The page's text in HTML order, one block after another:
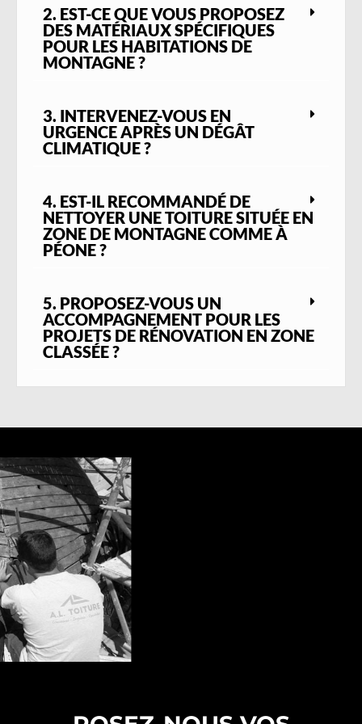
complet , afin d’identifier les éventuels
désordres (tuiles cassées, infiltrations,
faîtage endommagé, zinguerie vieillissante,
etc.) et proposer les travaux les plus
Que vous soyez propriétaire d’une résidence
principale, secondaire ou d’un gîte de
montagne,AL Toiture vous accompagne
et longévité, tout en préservant le charme
authentique de votre habitat.
Nous réalisons notamment :
Lapose de toitures neuves
constructions ou extensions
Lestravaux de zinguerie (gouttières,
chéneaux, noues)
Lesinterventions après intempéries
dégâts liés au gel
Nous sommes également à votre disposition
pour deschantiers complexes
en hauteur ou en accès difficile, comme c’est
souvent le cas dans les hameaux en pente ou
les zones isolées de Péone.
Travailler avec un artisan couvreur local, c’est
aussi profiter d’un
proximité . Nous connaissons les contraintes
administratives des communes de
2. EST-CE QUE VOUS PROPOSEZ
DES MATÉRIAUX SPÉCIFIQUES
POUR LES HABITATIONS DE
MONTAGNE ?
3. INTERVENEZ-VOUS EN
URGENCE APRÈS UN DÉGÂT
CLIMATIQUE ?
4. EST-IL RECOMMANDÉ DE
NETTOYER UNE TOITURE SITUÉE EN
ZONE DE MONTAGNE COMME À
PÉONE ?
5. PROPOSEZ-VOUS UN
ACCOMPAGNEMENT POUR LES
PROJETS DE RÉNOVATION EN ZONE
CLASSÉE ?